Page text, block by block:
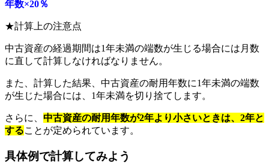
年数×20％
★計算上の注意点
中古資産の経過期間は1年未満の端数が生じる場合には月数
に直して計算しなければなりません。
また、計算した結果、中古資産の耐用年数に1年未満の端数
が生じた場合には、1年未満を切り捨てします。
さらに、 中古資産の耐用年数が2年より小さいときは、2年と
することが定められています。
具体例で計算してみよう